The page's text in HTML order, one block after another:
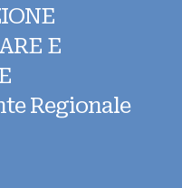
E
Regionale